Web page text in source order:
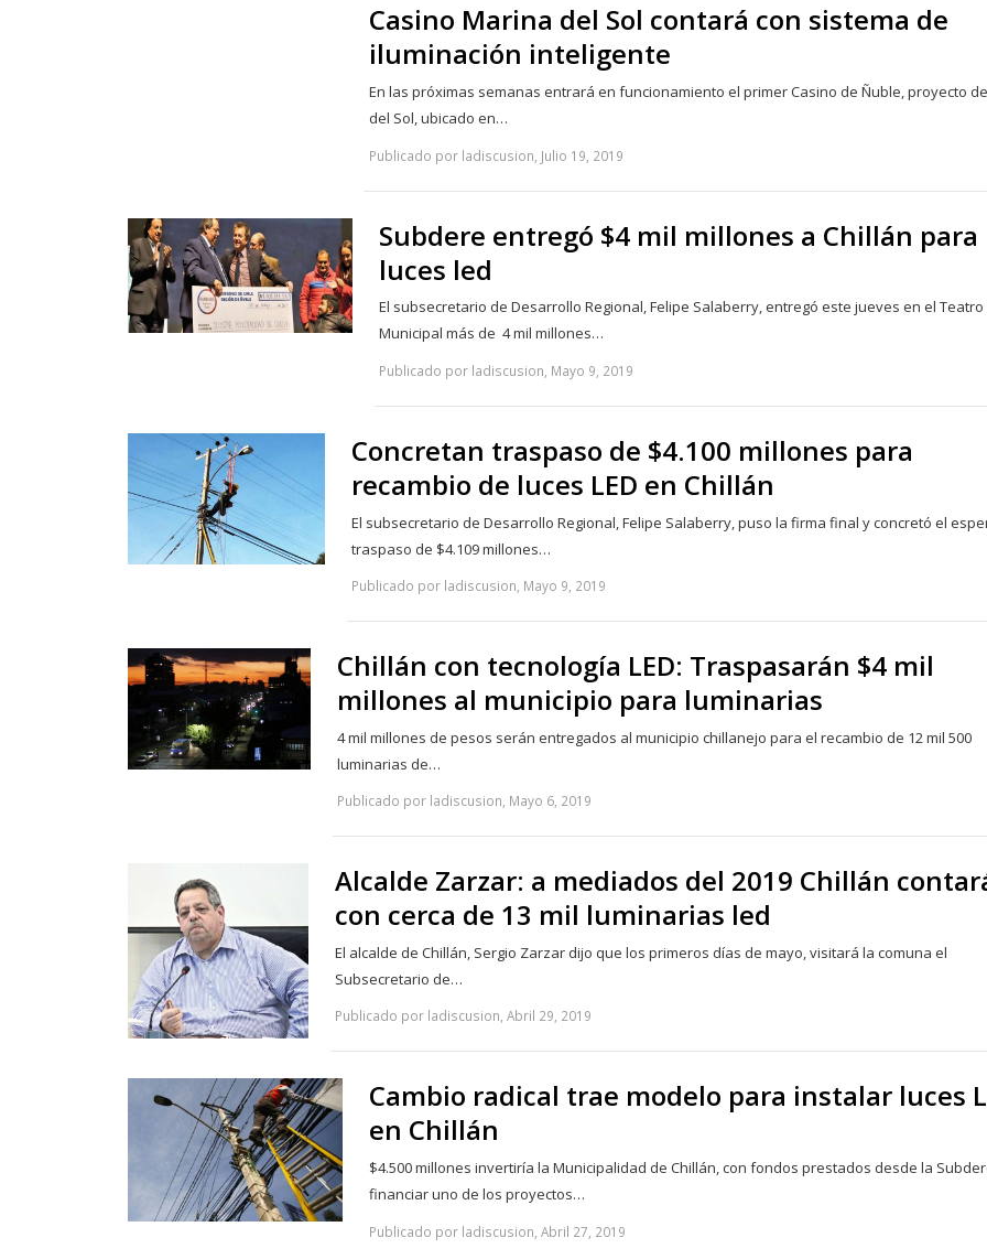
Casino Marina del Sol contará con sistema de
iluminación inteligente
En las próximas semanas entrará en funcionamiento el primer Casino de Ñuble, proyecto
del Sol, ubicado en…
Publicado por ladiscusion, Julio 19, 2019
Subdere entregó $4 mil millones a Chillán para
luces led
El subsecretario de Desarrollo Regional, Felipe Salaberry, entregó este jueves en el Teatro
Municipal más de 4 mil millones…
Publicado por ladiscusion, Mayo 9, 2019
Concretan traspaso de $4.100 millones para
recambio de luces LED en Chillán
El subsecretario de Desarrollo Regional, Felipe Salaberry, puso la firma final y concretó el
traspaso de $4.109 millones…
Publicado por ladiscusion, Mayo 9, 2019
Chillán con tecnología LED: Traspasarán $4 mil
millones al municipio para luminarias
4 mil millones de pesos serán entregados al municipio chillanejo para el recambio de 12 mil 500
luminarias de…
Publicado por ladiscusion, Mayo 6, 2019
Alcalde Zarzar: a mediados del 2019 Chillán
con cerca de 13 mil luminarias led
El alcalde de Chillán, Sergio Zarzar dijo que los primeros días de mayo, visitará la comuna el
Subsecretario de…
Publicado por ladiscusion, Abril 29, 2019
Cambio radical trae modelo para instalar luces
en Chillán
$4.500 millones invertiría la Municipalidad de Chillán, con fondos prestados desde la
financiar uno de los proyectos…
Publicado por ladiscusion, Abril 27, 2019